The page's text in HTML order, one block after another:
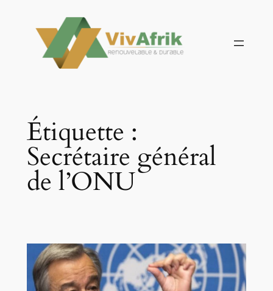
contenu
Étiquette :
Secrétaire général
de l’ONU